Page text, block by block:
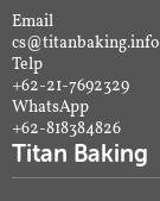
Email
cs@titanbaking.info
Telp
+62-21-7692329
WhatsApp
+62-818384826
Titan Baking